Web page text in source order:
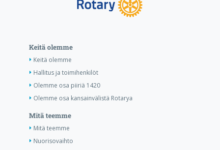
Keitä olemme
Keitä olemme
Hallitus ja toimihenkilöt
Olemme osa piiriä 1420
Olemme osa kansainvälistä Rotarya
Mitä teemme
Mitä teemme
Nuorisovaihto